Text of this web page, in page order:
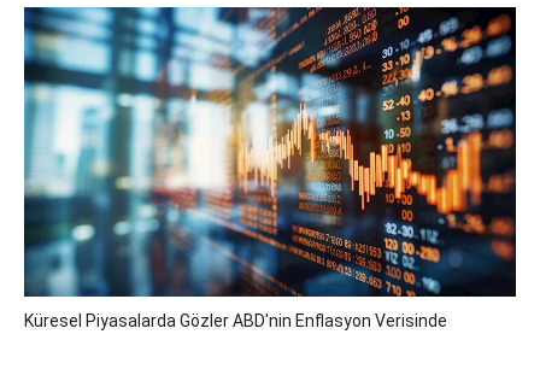
Küresel Piyasalarda Gözler ABD'nin Enflasyon Verisinde